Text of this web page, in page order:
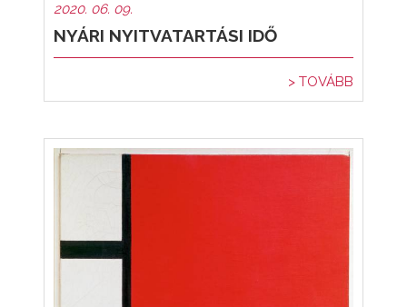
2020. 06. 09.
NYÁRI NYITVATARTÁSI IDŐ
> TOVÁBB